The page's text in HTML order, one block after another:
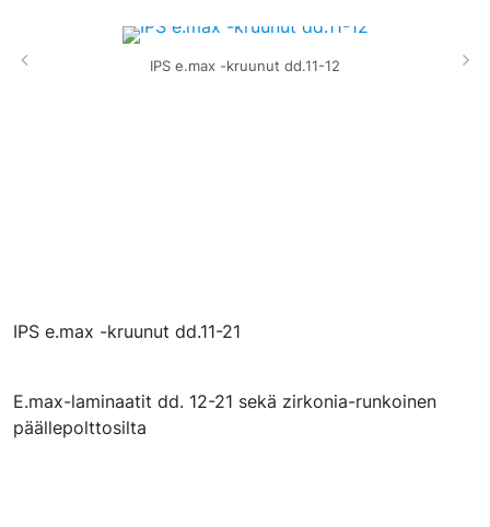
IPS e.max -kruunut dd.11-12
IPS e.max -kruunut dd.11-21
E.max-laminaatit dd. 12-21 sekä zirkonia-runkoinen
päällepolttosilta